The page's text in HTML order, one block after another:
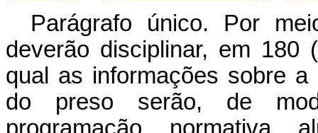
Parágrafo único. Por
deverão disciplinar, em 180
qual as informações sobre
do preso serão, de